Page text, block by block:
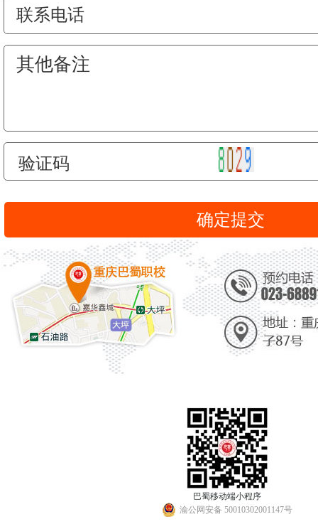
巴蜀移动端小程序
渝公网安备 50010302001147号